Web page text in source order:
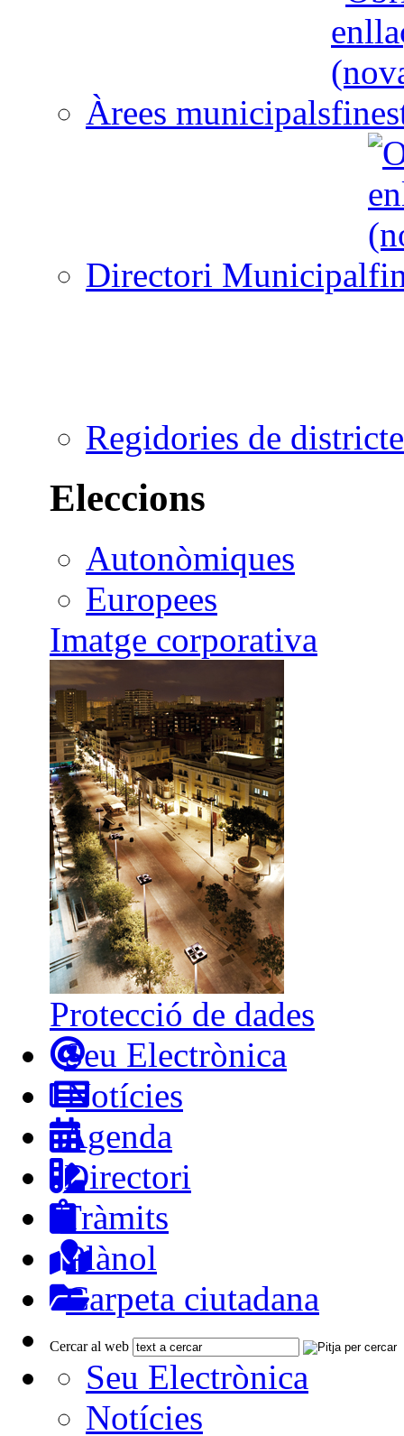
Àrees municipals
Directori Municipal
Regidories de districte
Eleccions
Autonòmiques
Europees
Imatge corporativa
Protecció de dades
Seu Electrònica
Notícies
Agenda
Directori
Tràmits
Plànol
Carpeta ciutadana
Cercar al web
Seu Electrònica
Notícies